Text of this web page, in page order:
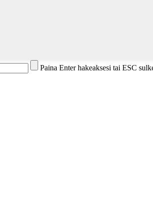
Paina Enter hakeaksesi tai ESC